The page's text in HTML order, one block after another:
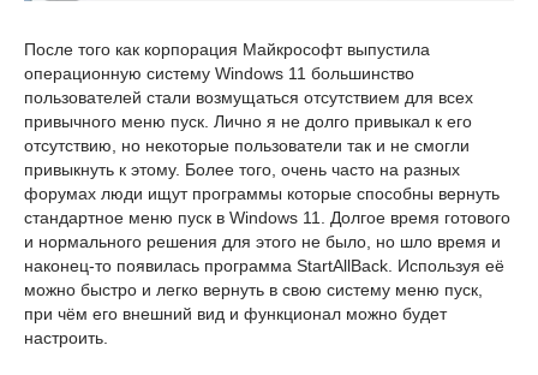
После того как корпорация Майкрософт выпустила
операционную систему Windows 11 большинство
пользователей стали возмущаться отсутствием для всех
привычного меню пуск. Лично я не долго привыкал к его
отсутствию, но некоторые пользователи так и не смогли
привыкнуть к этому. Более того, очень часто на разных
форумах люди ищут программы которые способны вернуть
стандартное меню пуск в Windows 11. Долгое время готового
и нормального решения для этого не было, но шло время и
наконец-то появилась программа StartAllBack. Используя её
можно быстро и легко вернуть в свою систему меню пуск,
при чём его внешний вид и функционал можно будет
настроить.